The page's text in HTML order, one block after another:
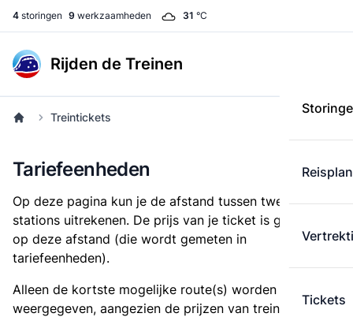
4 storingen 9 werkzaamheden 31 °C
Rijden de Treinen
Tickets
Treintickets
Tariefeenheden
Op deze pagina kun je de afstand tussen twee
stations uitrekenen. De prijs van je ticket is gebaseerd
op deze afstand (die wordt gemeten in
tariefeenheden).
Alleen de kortste mogelijke route(s) worden
weergegeven, aangezien de prijzen van treintickets